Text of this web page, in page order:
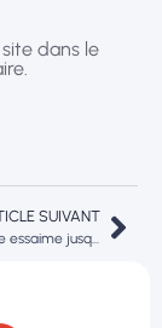
dans le
SUIVANT
La sécurité sociale essaime jusqu’en Mauritanie